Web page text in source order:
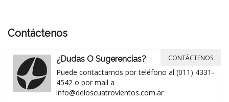
Contáctenos
¿Dudas O Sugerencias?
Puede contactarnos por teléfono al (011) 4331-
4542 o por mail a
info@deloscuatrovientos.com.ar
CONTÁCTENOS